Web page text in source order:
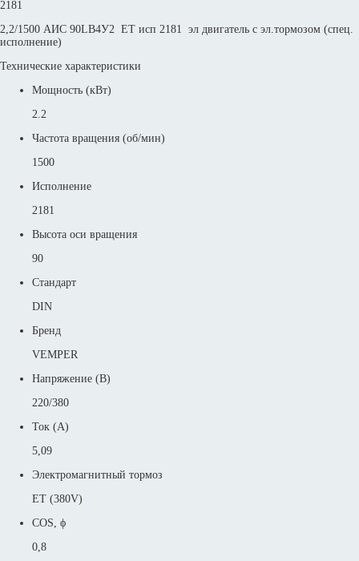
2181
2,2/1500 АИС 90LВ4У2 ET исп 2181 эл двигатель с эл.тормозом (спец.
исполнение)
Технические характеристики
Мощность (кВт)
2.2
Частота вращения (об/мин)
1500
Исполнение
2181
Высота оси вращения
90
Стандарт
DIN
Бренд
VEMPER
Напряжение (В)
220/380
Ток (А)
5,09
Электромагнитный тормоз
ET (380V)
COS, ϕ
0,8